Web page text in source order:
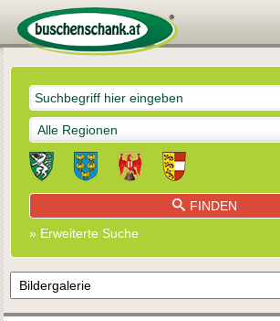
Alle Regionen
FINDEN
» Erweiterte Suche